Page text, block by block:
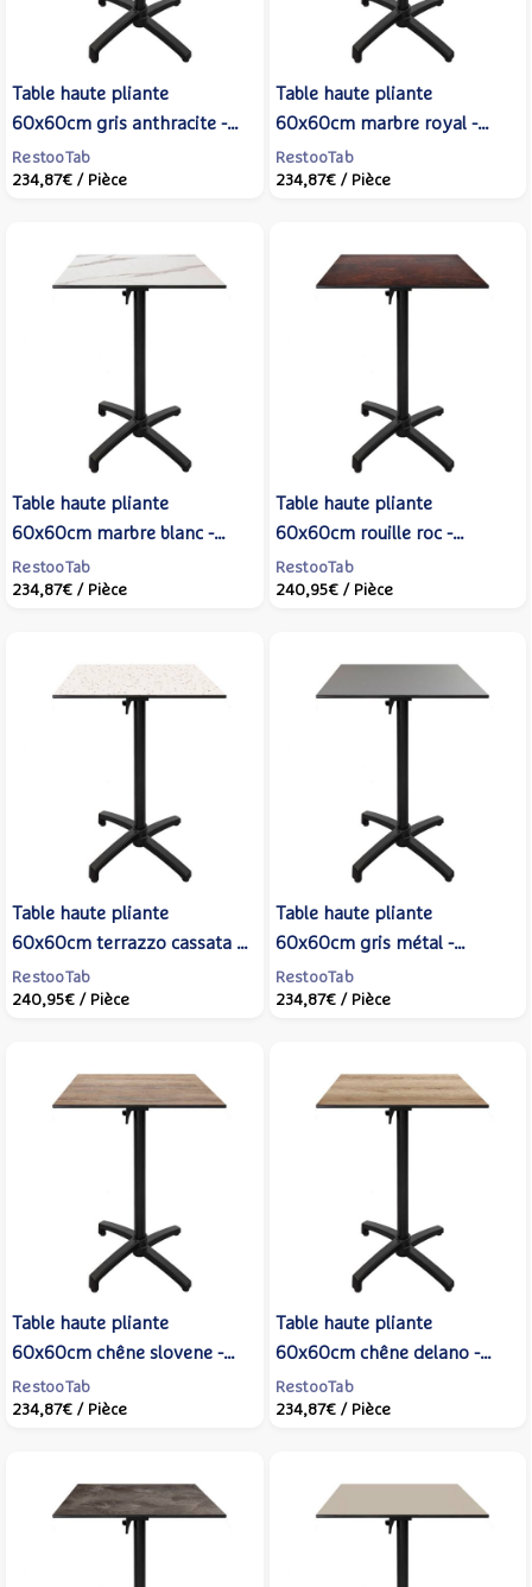
Table haute pliante
60x60cm gris anthracite -
terrasse - RestooTab
RestooTab
234,87€ / Pièce
Table haute pliante
60x60cm marbre royal -
terrasse - RestooTab
RestooTab
234,87€ / Pièce
Table haute pliante
60x60cm marbre blanc -
terrasse - RestooTab
RestooTab
234,87€ / Pièce
Table haute pliante
60x60cm rouille roc -
terrasse - RestooTab
RestooTab
240,95€ / Pièce
Table haute pliante
60x60cm terrazzo cassata -
terrasse - RestooTab
RestooTab
240,95€ / Pièce
Table haute pliante
60x60cm gris métal -
terrasse - RestooTab
RestooTab
234,87€ / Pièce
Table haute pliante
60x60cm chêne slovene -
terrasse - RestooTab
RestooTab
234,87€ / Pièce
Table haute pliante
60x60cm chêne delano -
terrasse - RestooTab
RestooTab
234,87€ / Pièce